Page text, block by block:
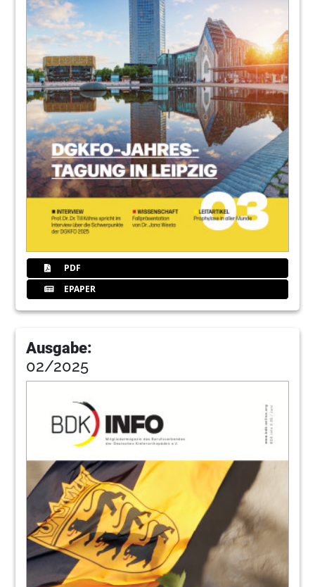
Dr. Nathalie Gebhardt.
58Außerordentliche Mitgliederversammlung
des BDK Nordrhein im April
Dr. Silke Eikerling und Dr. Agnes Römeth.
60Markt
Redaktion
61Dentaurum GmbH & Co. KG
Impressum /// Referenten
Redaktion
PDF
EPAPER
Ausgabe:
02/2025